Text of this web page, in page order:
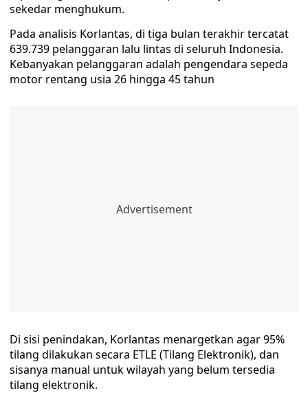
sekedar menghukum.
Pada analisis Korlantas, di tiga bulan terakhir tercatat
639.739 pelanggaran lalu lintas di seluruh Indonesia.
Kebanyakan pelanggaran adalah pengendara sepeda
motor rentang usia 26 hingga 45 tahun
Di sisi penindakan, Korlantas menargetkan agar 95%
tilang dilakukan secara ETLE (Tilang Elektronik), dan
sisanya manual untuk wilayah yang belum tersedia
tilang elektronik.